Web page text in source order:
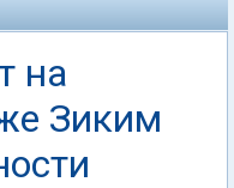
на
Зиким